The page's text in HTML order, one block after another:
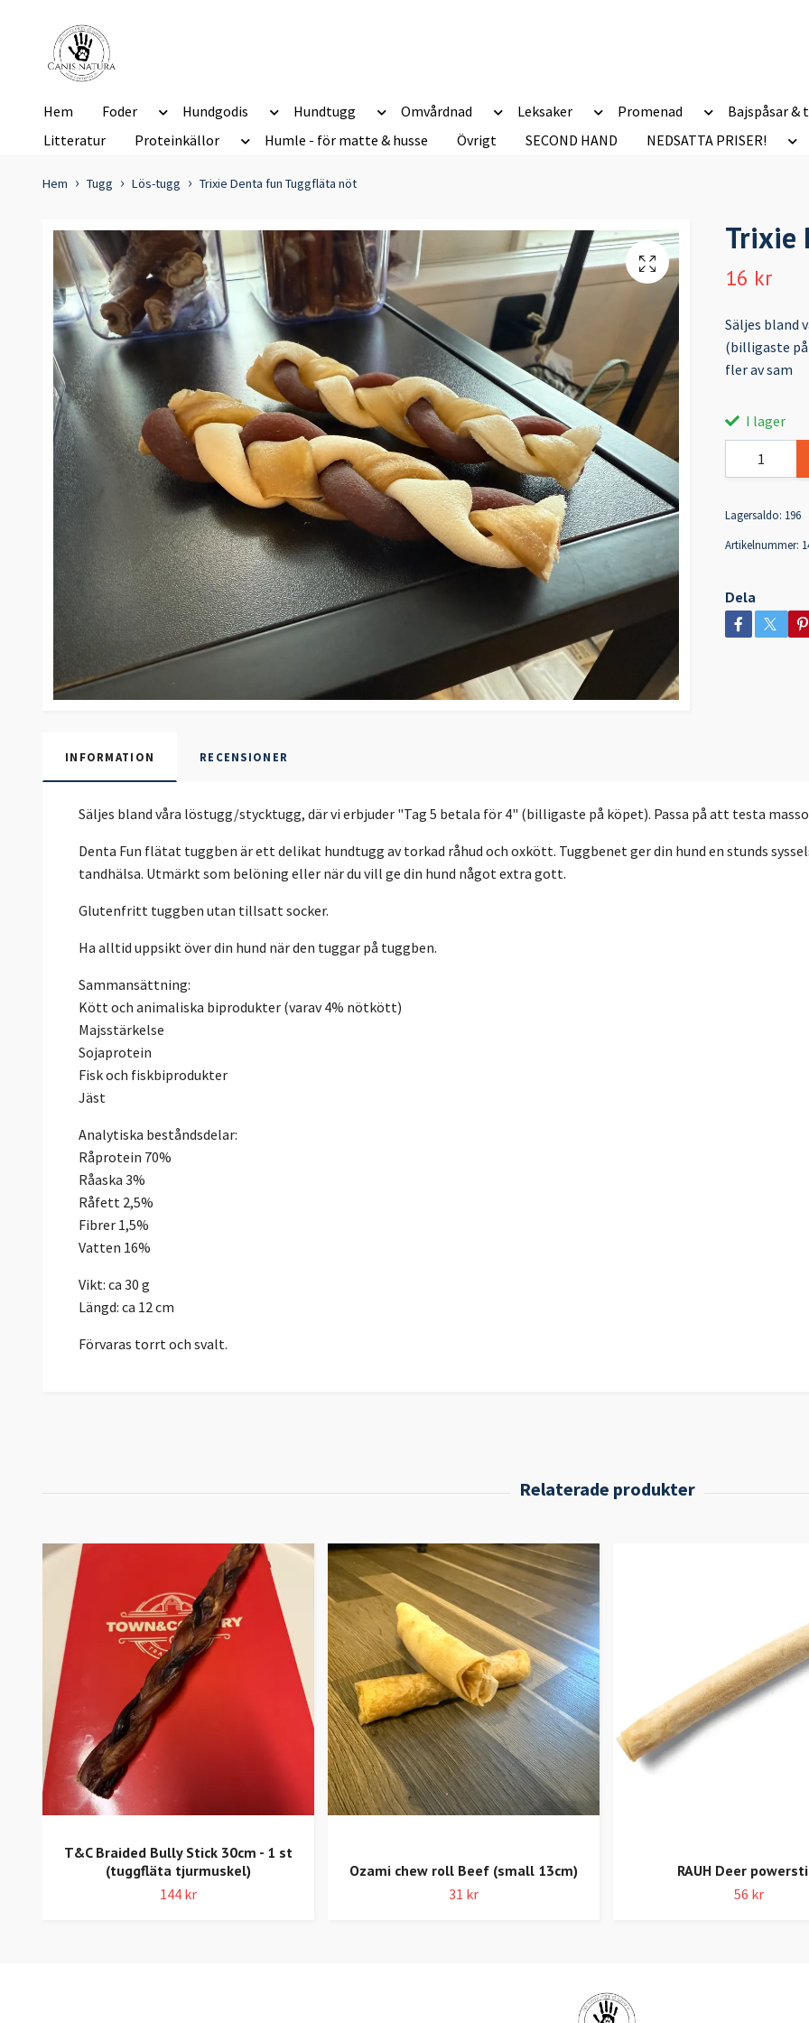
Hem Foder Hundgodis Hundtugg Omvårdnad Leksaker Promenad Bajspåsar
Litteratur
Proteinkällor Humle - för matte & husse Övrigt SECOND HAND NEDSATTA PRISER!
Hem Tugg Lös-tugg Trixie Denta fun Tuggfläta nöt
Trixie
16 kr
Säljes bland
(billigaste
fler av sam
I lager
Lagersaldo: 196
Artikelnummer:
Dela
INFORMATION RECENSIONER
Säljes bland våra löstugg/stycktugg, där vi erbjuder "Tag 5 betala för 4" (billigaste på köpet). Passa på att testa
Denta Fun flätat tuggben är ett delikat hundtugg av torkad råhud och oxkött. Tuggbenet ger din hund en stunds
tandhälsa. Utmärkt som belöning eller när du vill ge din hund något extra gott.
Glutenfritt tuggben utan tillsatt socker.
Ha alltid uppsikt över din hund när den tuggar på tuggben.
Sammansättning:
Kött och animaliska biprodukter (varav 4% nötkött)
Majsstärkelse
Sojaprotein
Fisk och fiskbiprodukter
Jäst
Analytiska beståndsdelar:
Råprotein 70%
Råaska 3%
Råfett 2,5%
Fibrer 1,5%
Vatten 16%
Vikt: ca 30 g
Längd: ca 12 cm
Förvaras torrt och svalt.
T&C Braided Bully Stick 30cm - 1 st
(tuggfläta tjurmuskel)
144 kr
Ozami chew roll Beef (small 13cm)
31 kr
RAUH Deer
56 kr